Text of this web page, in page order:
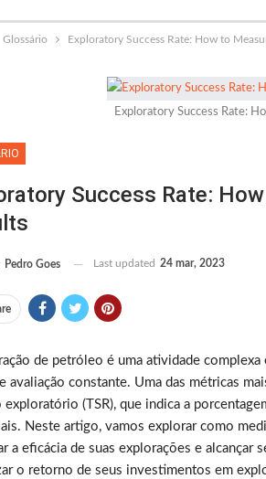
Glossário Exploratory Success Rate: How to
Exploratory Success Rate:
Success Rate:
Pedro Goes Last updated 24 mar, 2023
de petróleo é uma atividade
avaliação constante. Uma das métricas
exploratório (TSR), que indica a
Neste artigo, vamos explorar como
a eficácia de suas explorações e
o retorno de seus investimentos em